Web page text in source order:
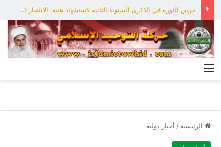
حرس الثورة في الذكرى السنوية الثانية لاستشهاد هنية: الانتصار لفلسطين أقرب
الرئيسية / أخبار دولية